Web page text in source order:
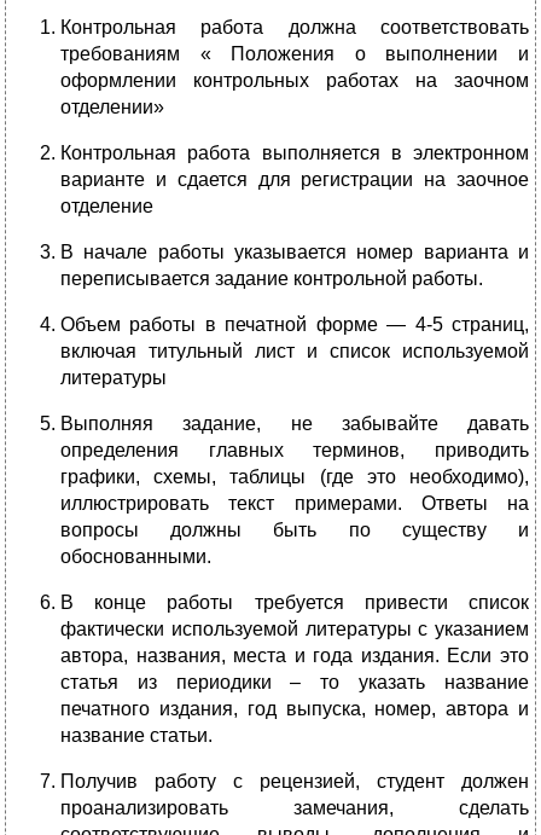
Контрольная работа должна соответствовать
требованиям « Положения о выполнении и
оформлении контрольных работах на заочном
отделении»
Контрольная работа выполняется в электронном
варианте и сдается для регистрации на заочное
отделение
В начале работы указывается номер варианта и
переписывается задание контрольной работы.
Объем работы в печатной форме — 4-5 страниц,
включая титульный лист и список используемой
литературы
Выполняя задание, не забывайте давать
определения главных терминов, приводить
графики, схемы, таблицы (где это необходимо),
иллюстрировать текст примерами. Ответы на
вопросы должны быть по существу и
обоснованными.
В конце работы требуется привести список
фактически используемой литературы с указанием
автора, названия, места и года издания. Если это
статья из периодики – то указать название
печатного издания, год выпуска, номер, автора и
название статьи.
Получив работу с рецензией, студент должен
проанализировать замечания, сделать